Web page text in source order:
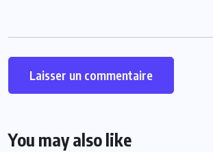
You may also like